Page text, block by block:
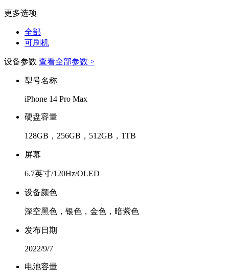
更多选项
全部
可刷机
设备参数 查看全部参数 >
型号名称
iPhone 14 Pro Max
硬盘容量
128GB，256GB，512GB，1TB
屏幕
6.7英寸/120Hz/OLED
设备颜色
深空黑色，银色，金色，暗紫色
发布日期
2022/9/7
电池容量